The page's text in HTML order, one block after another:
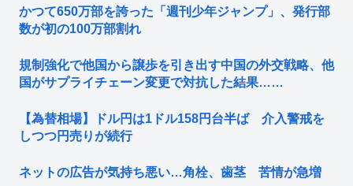
かつて650万部を誇った「週刊少年ジャンプ」、発行部
数が初の100万部割れ
規制強化で他国から譲歩を引き出す中国の外交戦略、他
国がサプライチェーン変更で対抗した結果……
【為替相場】ドル円は1ドル158円台半ば 介入警戒を
しつつ円売りが続行
ネットの広告が気持ち悪い…角栓、歯茎 苦情が急増